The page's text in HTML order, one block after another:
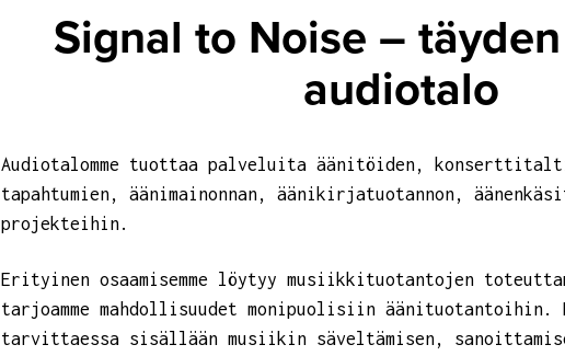
Signal to Noise –
audiotalo
Audiotalomme tuottaa palveluita äänitöiden,
tapahtumien, äänimainonnan, äänikirjatuotannon,
projekteihin.
Erityinen osaamisemme löytyy musiikkituotantojen
tarjoamme mahdollisuudet monipuolisiin äänituotantoihin.
tarvittaessa sisällään musiikin säveltämisen,